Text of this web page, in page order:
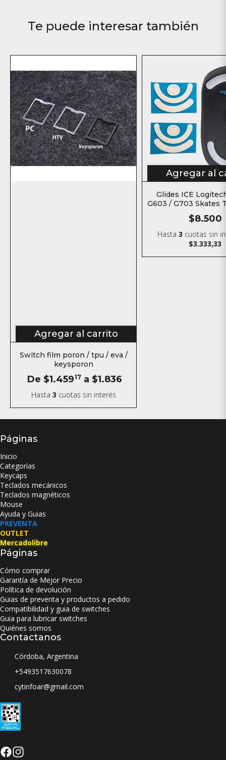
Te puede interesar también
Agregar al carrito
Switch film poron / tpu / eva /
keysporon
De $1.45917 a $1.836
Hasta 3 cuotas sin interés
Agregar al
Glides ICE
G603 / G703 Skates
$8.500
Hasta3 cuotas sin
$3.333,33
Páginas
Inicio
Categorías
Keycaps
Teclados mecánicos
Teclados magnéticos
Mouse
Ayuda y Guias
PREVENTA
OUTLET
Mercadolibre
Páginas
Cómo comprar
Garantía de Mejor Precio
Política de devolución
Guias de preventa y productos a pedido
Compatibilidad y guia de switches
Guia para lubricar switches
Quiénes somos
Contactanos
Córdoba, Argentina
+5493517630078
cytinfoar@gmail.com